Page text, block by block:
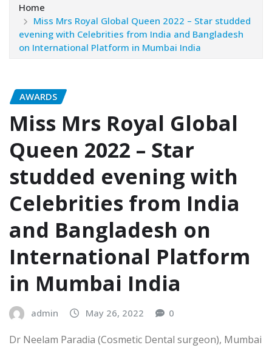
Home
Miss Mrs Royal Global Queen 2022 – Star studded
evening with Celebrities from India and Bangladesh
on International Platform in Mumbai India
AWARDS
Miss Mrs Royal Global
Queen 2022 – Star
studded evening with
Celebrities from India
and Bangladesh on
International Platform
in Mumbai India
admin May 26, 2022 0
Dr Neelam Paradia (Cosmetic Dental surgeon), Mumbai